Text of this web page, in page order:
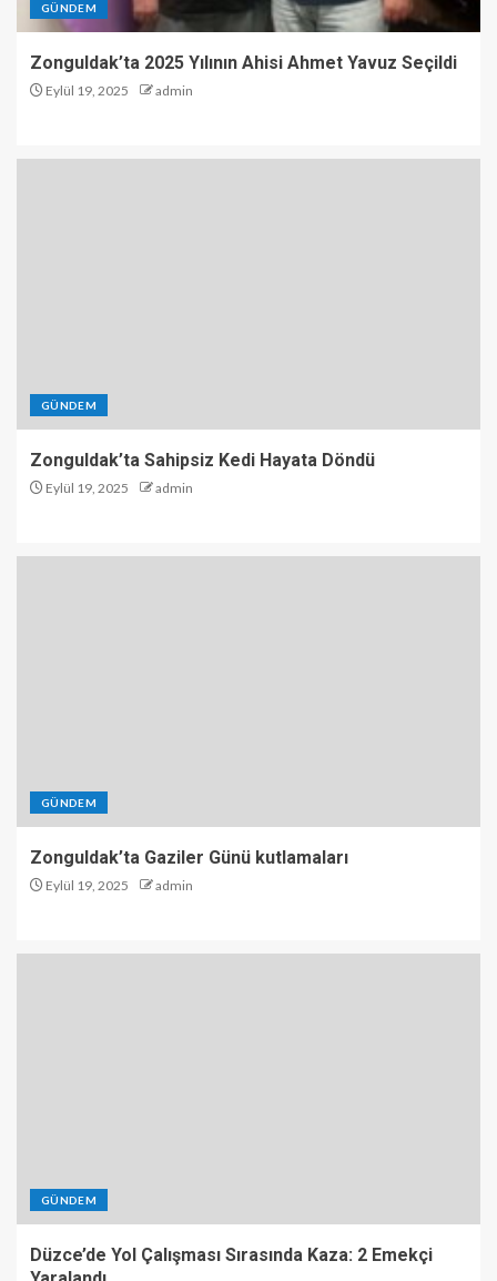
GÜNDEM
Zonguldak’ta 2025 Yılının Ahisi Ahmet Yavuz Seçildi
Eylül 19, 2025 admin
GÜNDEM
Zonguldak’ta Sahipsiz Kedi Hayata Döndü
Eylül 19, 2025 admin
GÜNDEM
Zonguldak’ta Gaziler Günü kutlamaları
Eylül 19, 2025 admin
GÜNDEM
Düzce’de Yol Çalışması Sırasında Kaza: 2 Emekçi